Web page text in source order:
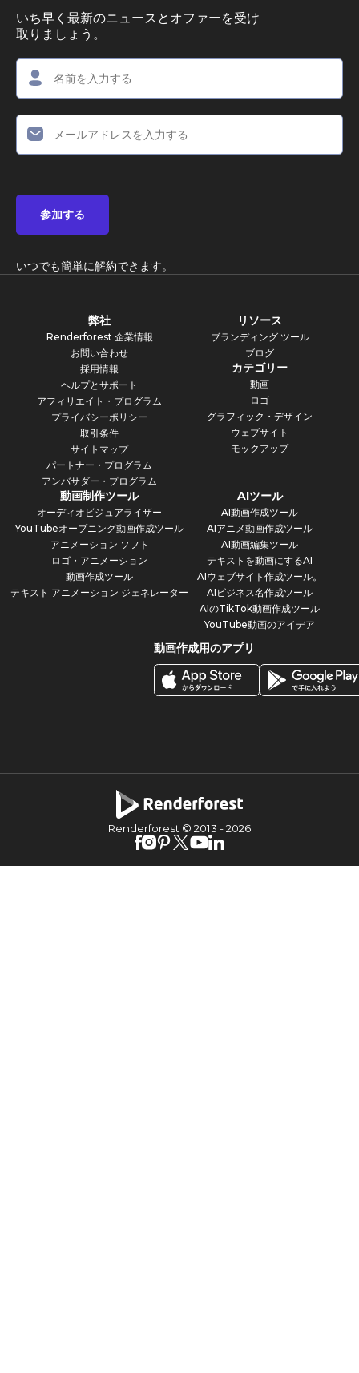
いち早く最新のニュースとオファーを受け
取りましょう。
参加する
いつでも簡単に解約できます。
弊社
Renderforest 企業情報
お問い合わせ
採用情報
ヘルプとサポート
アフィリエイト・プログラム
プライバシーポリシー
取引条件
サイトマップ
パートナー・プログラム
アンバサダー・プログラム
リソース
ブランディング ツール
ブログ
カテゴリー
動画
ロゴ
グラフィック・デザイン
ウェブサイト
モックアップ
動画制作ツール
オーディオビジュアライザー
YouTubeオープニング動画作成ツール
アニメーション ソフト
ロゴ・アニメーション
動画作成ツール
テキスト アニメーション ジェネレーター
AIツール
AI動画作成ツール
AIアニメ動画作成ツール
AI動画編集ツール
テキストを動画にするAI
AIウェブサイト作成ツール。
AIビジネス名作成ツール
AIのTikTok動画作成ツール
YouTube動画のアイデア
動画作成用のアプリ
Renderforest © 2013 -2026